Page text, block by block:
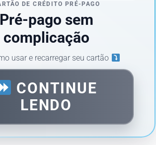
DE CRÉDITO PRÉ-PAGO
Pré-pago sem
complicação
usar e recarregar seu cartão
CONTINUE
LENDO